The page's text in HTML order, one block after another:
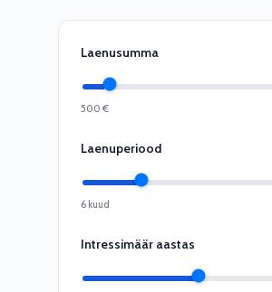
Laenusumma
500 €
Laenuperiood
6 kuud
Intressimäär aastas